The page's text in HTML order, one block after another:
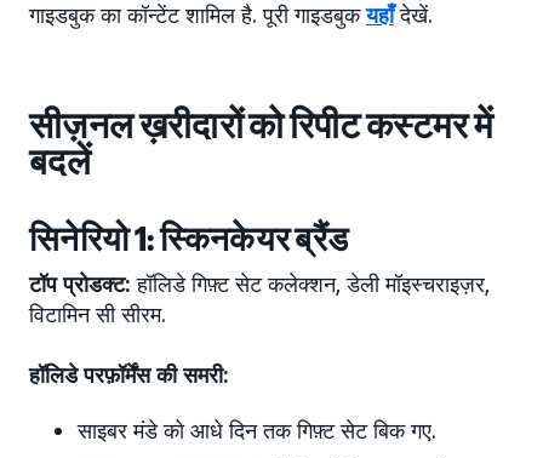
गाइडबुक का कॉन्टेंट शामिल है. पूरी गाइडबुकयहाँदेखें.
सीज़नल ख़रीदारों को रिपीट कस्टमर में
बदलें
सिनेरियो 1: स्किनकेयर ब्रैंड
टॉप प्रोडक्ट: हॉलिडे गिफ़्ट सेट कलेक्शन, डेली मॉइस्चराइज़र,
विटामिन सी सीरम.
हॉलिडे परफ़ॉर्मेंस की समरी:
साइबर मंडे को आधे दिन तक गिफ़्ट सेट बिक गए.